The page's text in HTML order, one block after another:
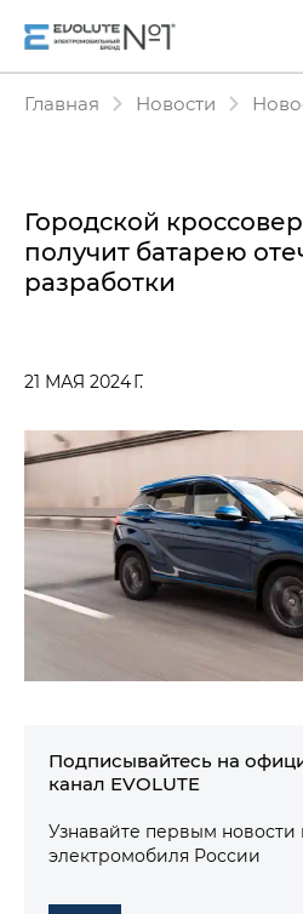
Главная Новости
Городской кроссовер
получит батарею
разработки
21 МАЯ 2024 Г.
Подписывайтесь на
канал EVOLUTE
Узнавайте первым новости
электромобиля России